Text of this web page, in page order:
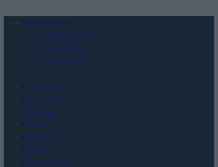
Urządzenia
SMARTFONY
TABLETY
WEARABLE
TV
Recenzje
Porównania
Co kupić
Porady
Promocje
FinTech
Hardware PC